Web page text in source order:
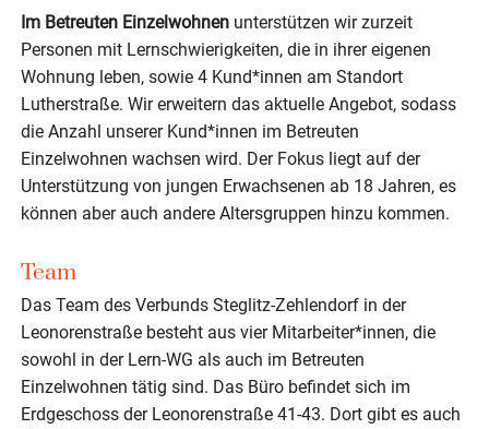
Im Betreuten Einzelwohnen unterstützen wir zurzeit
Personen mit Lernschwierigkeiten, die in ihrer eigenen
Wohnung leben, sowie 4 Kund*innen am Standort
Lutherstraße. Wir erweitern das aktuelle Angebot, sodass
die Anzahl unserer Kund*innen im Betreuten
Einzelwohnen wachsen wird. Der Fokus liegt auf der
Unterstützung von jungen Erwachsenen ab 18 Jahren, es
können aber auch andere Altersgruppen hinzu kommen.
Team
Das Team des Verbunds Steglitz-Zehlendorf in der
Leonorenstraße besteht aus vier Mitarbeiter*innen, die
sowohl in der Lern-WG als auch im Betreuten
Einzelwohnen tätig sind. Das Büro befindet sich im
Erdgeschoss der Leonorenstraße 41-43. Dort gibt es auch